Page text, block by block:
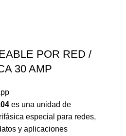
POR RED /
30 AMP
es una unidad de
especial para redes,
y aplicaciones